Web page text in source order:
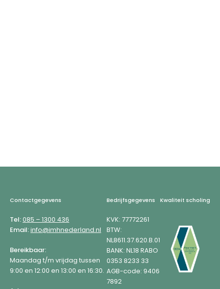
Footer
Contactgegevens
Tel:085 – 1300 436
Email:info@imhnederland.nl
Bereikbaar:
Maandag t/m vrijdag tussen
9:00 en 12:00 en 13:00 en 16:30.
Bedrijfsgegevens
KVK: 77772261
BTW:
NL8611.37.620.B.01
BANK: NL18 RABO
0353 8233 33
AGB-code: 9406
7892
Kwaliteit scholing